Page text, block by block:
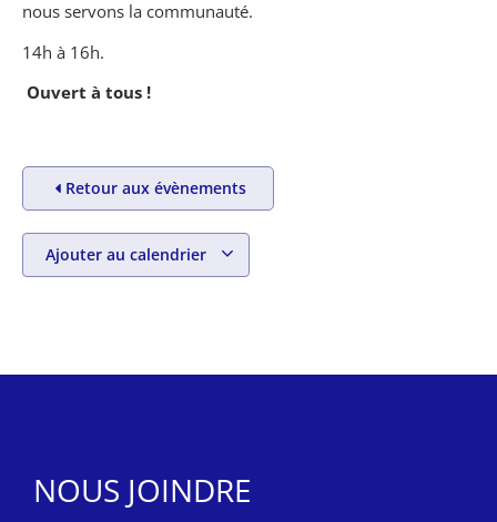
nous servons la communauté.
14h à 16h.
Ouvert à tous !
Retour aux évènements
Ajouter au calendrier
NOUS JOINDRE